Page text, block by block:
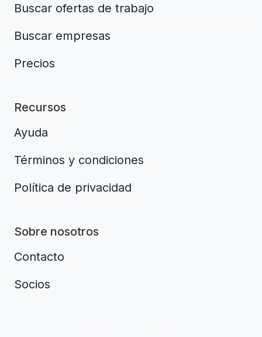
Buscar ofertas de trabajo
Buscar empresas
Precios
Recursos
Ayuda
Términos y condiciones
Política de privacidad
Sobre nosotros
Contacto
Socios